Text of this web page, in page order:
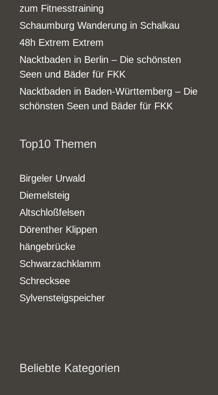
zum Fitnesstraining
Schaumburg Wanderung in Schalkau
48h Extrem Extrem
Nacktbaden in Berlin – Die schönsten
Seen und Bäder für FKK
Nacktbaden in Baden-Württemberg – Die
schönsten Seen und Bäder für FKK
Top10 Themen
Birgeler Urwald
Diemelsteig
Altschloßfelsen
Dörenther Klippen
hängebrücke
Schwarzachklamm
Schrecksee
Sylvensteigspeicher
Beliebte Kategorien